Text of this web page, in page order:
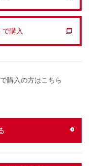
で購入
購入の方はこちら